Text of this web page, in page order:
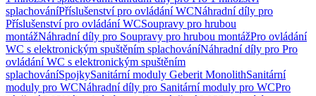
splachováníPříslušenství pro ovládání WCNáhradní díly pro
Příslušenství pro ovládání WCSoupravy pro hrubou
montážNáhradní díly pro Soupravy pro hrubou montážPro ovládání
WC s elektronickým spuštěním splachováníNáhradní díly pro Pro
ovládání WC s elektronickým spuštěním
splachováníSpojkySanitární moduly Geberit MonolithSanitární
moduly pro WCNáhradní díly pro Sanitární moduly pro WCPro